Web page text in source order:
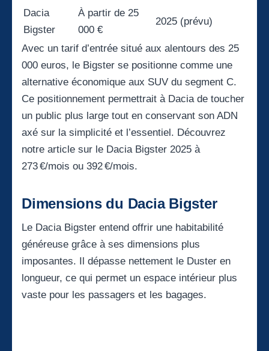
Dacia
Bigster
À partir de 25
000 €
2025 (prévu)
Avec un tarif d’entrée situé aux alentours des 25
000 euros, le Bigster se positionne comme une
alternative économique aux SUV du segment C.
Ce positionnement permettrait à Dacia de toucher
un public plus large tout en conservant son ADN
axé sur la simplicité et l’essentiel. Découvrez
notre article sur le Dacia Bigster 2025 à
273 €/mois ou 392 €/mois.
Dimensions du Dacia Bigster
Le Dacia Bigster entend offrir une habitabilité
généreuse grâce à ses dimensions plus
imposantes. Il dépasse nettement le Duster en
longueur, ce qui permet un espace intérieur plus
vaste pour les passagers et les bagages.